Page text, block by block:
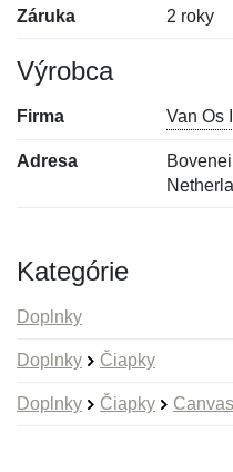
Záruka 2 roky
Výrobca
Firma Van Os
Adresa
Kategórie
Doplnky
Doplnky Čiapky
Doplnky Čiapky Canvas